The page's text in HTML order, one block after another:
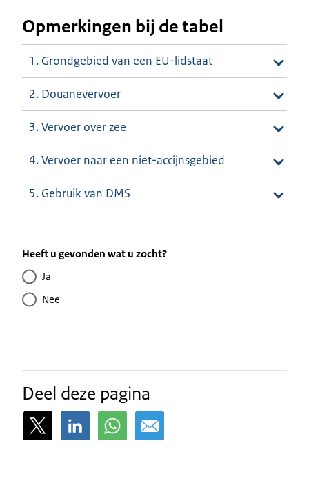
Opmerkingen bij de tabel
1. Grondgebied van een EU-lidstaat
2. Douanevervoer
3. Vervoer over zee
4. Vervoer naar een niet-accijnsgebied
5. Gebruik van DMS
Heeft u gevonden wat u zocht?
Ja
Nee
Deel deze pagina